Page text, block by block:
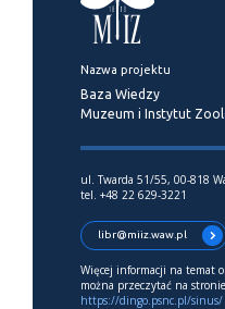
Nazwa projektu
Baza Wiedzy
Muzeum i Instytut
ul. Twarda 51/55, 00-818
tel. +48 22 629-3221
libr@miiz.waw.pl
Więcej informacji na temat
można przeczytać na
https://dingo.psnc.pl/sinus/